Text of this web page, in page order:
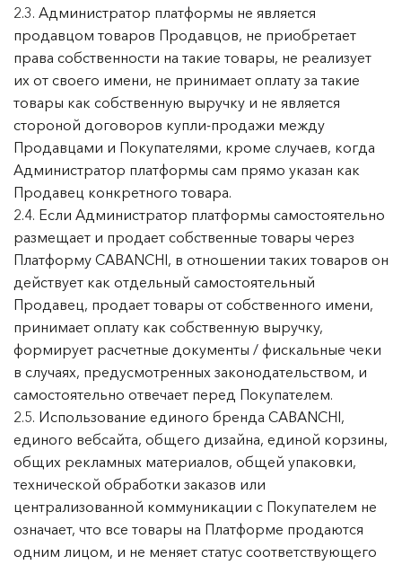
2.3. Администратор платформы не является
продавцом товаров Продавцов, не приобретает
права собственности на такие товары, не реализует
их от своего имени, не принимает оплату за такие
товары как собственную выручку и не является
стороной договоров купли-продажи между
Продавцами и Покупателями, кроме случаев, когда
Администратор платформы сам прямо указан как
Продавец конкретного товара.
2.4. Если Администратор платформы самостоятельно
размещает и продает собственные товары через
Платформу CABANCHI, в отношении таких товаров он
действует как отдельный самостоятельный
Продавец, продает товары от собственного имени,
принимает оплату как собственную выручку,
формирует расчетные документы / фискальные чеки
в случаях, предусмотренных законодательством, и
самостоятельно отвечает перед Покупателем.
2.5. Использование единого бренда CABANCHI,
единого вебсайта, общего дизайна, единой корзины,
общих рекламных материалов, общей упаковки,
технической обработки заказов или
централизованной коммуникации с Покупателем не
означает, что все товары на Платформе продаются
одним лицом, и не меняет статус соответствующего